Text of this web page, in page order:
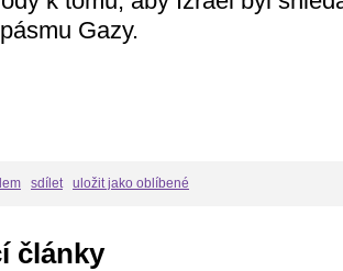
Gazy.
sdílet uložit jako oblíbené
články